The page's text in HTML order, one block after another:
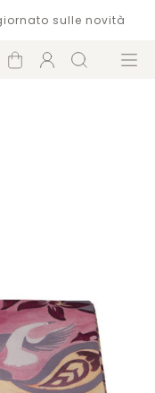
sulle novità
Carrello
Account
Cerca Menù